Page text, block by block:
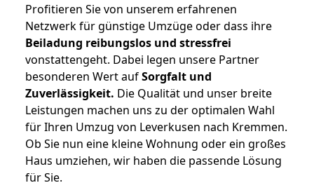
Profitieren Sie von unserem erfahrenen
Netzwerk für günstige Umzüge oder dass ihre
Beiladung reibungslos und stressfrei
vonstattengeht. Dabei legen unsere Partner
besonderen Wert aufSorgfalt und
Zuverlässigkeit. Die Qualität und unser breite
Leistungen machen uns zu der optimalen Wahl
für Ihren Umzug von Leverkusen nach Kremmen.
Ob Sie nun eine kleine Wohnung oder ein großes
Haus umziehen, wir haben die passende Lösung
für Sie.